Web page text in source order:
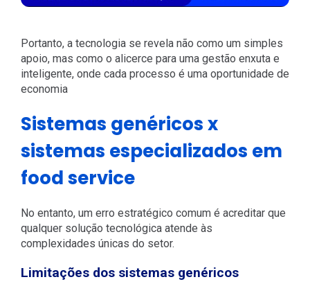
Portanto, a tecnologia se revela não como um simples
apoio, mas como o alicerce para uma gestão enxuta e
inteligente, onde cada processo é uma oportunidade de
economia
Sistemas genéricos x
sistemas especializados em
food service
No entanto, um erro estratégico comum é acreditar que
qualquer solução tecnológica atende às
complexidades únicas do setor.
Limitações dos sistemas genéricos